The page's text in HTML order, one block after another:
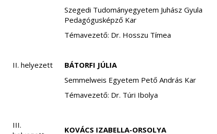
Szegedi Tudományegyetem Juhász Gyula
Pedagógusképző Kar
Témavezető: Dr. Hosszu Tímea
II. helyezett
BÁTORFI JÚLIA
Semmelweis Egyetem Pető András Kar
Témavezető: Dr. Túri Ibolya
III.
KOVÁCS IZABELLA-ORSOLYA